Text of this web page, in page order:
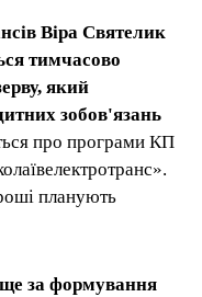
Віра Святелик
тимчасово
який
зобов'язань
про програми КП
планують
за формування